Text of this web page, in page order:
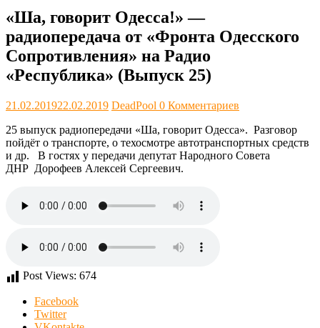
«Ша, говорит Одесса!» —
радиопередача от «Фронта Одесского
Сопротивления» на Радио
«Республика» (Выпуск 25)
21.02.201922.02.2019 DeadPool 0 Комментариев
25 выпуск радиопередачи «Ша, говорит Одесса». Разговор
пойдёт о транспорте, о техосмотре автотранспортных средств
и др. В гостях у передачи депутат Народного Совета
ДНР Дорофеев Алексей Сергеевич.
Post Views: 674
Facebook
Twitter